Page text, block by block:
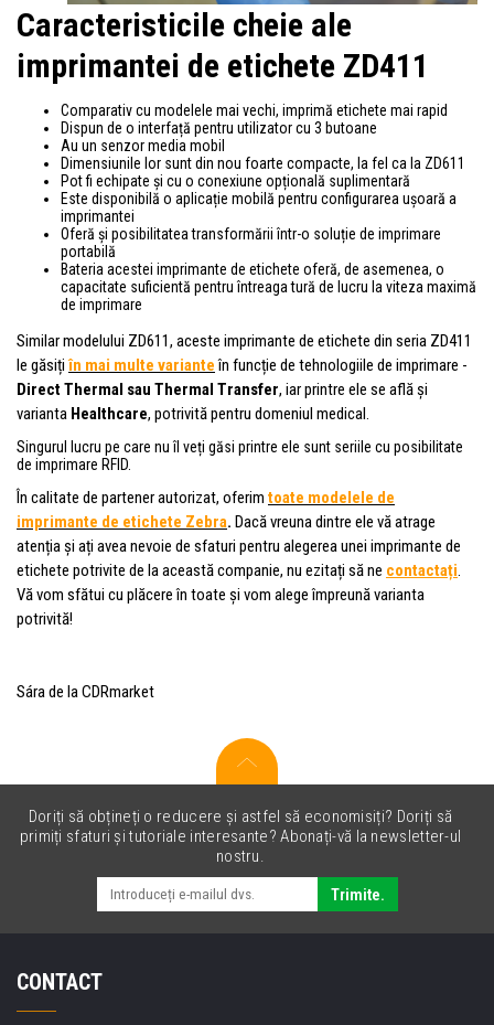
Caracteristicile cheie ale
imprimantei de etichete ZD411
Comparativ cu modelele mai vechi, imprimă etichete mai rapid
Dispun de o interfață pentru utilizator cu 3 butoane
Au un senzor media mobil
Dimensiunile lor sunt din nou foarte compacte, la fel ca la ZD611
Pot fi echipate și cu o conexiune opțională suplimentară
Este disponibilă o aplicație mobilă pentru configurarea ușoară a
imprimantei
Oferă și posibilitatea transformării într-o soluție de imprimare
portabilă
Bateria acestei imprimante de etichete oferă, de asemenea, o
capacitate suficientă pentru întreaga tură de lucru la viteza maximă
de imprimare
Similar modelului ZD611, aceste imprimante de etichete din seria ZD411
le găsițiîn mai multe varianteîn funcție de tehnologiile de imprimare -
Direct Thermal sau Thermal Transfer, iar printre ele se află și
varianta Healthcare, potrivită pentru domeniul medical.
Singurul lucru pe care nu îl veți găsi printre ele sunt seriile cu posibilitate
de imprimare RFID.
În calitate de partener autorizat, oferim toate modelele de
imprimante de etichete Zebra. Dacă vreuna dintre ele vă atrage
atenția și ați avea nevoie de sfaturi pentru alegerea unei imprimante de
etichete potrivite de la această companie, nu ezitați să ne contactați.
Vă vom sfătui cu plăcere în toate și vom alege împreună varianta
potrivită!
Sára de la CDRmarket
Doriți să obțineți o reducere și astfel să economisiți? Doriți să
primiți sfaturi și tutoriale interesante? Abonați-vă la newsletter-ul
nostru.
Trimite.
CONTACT